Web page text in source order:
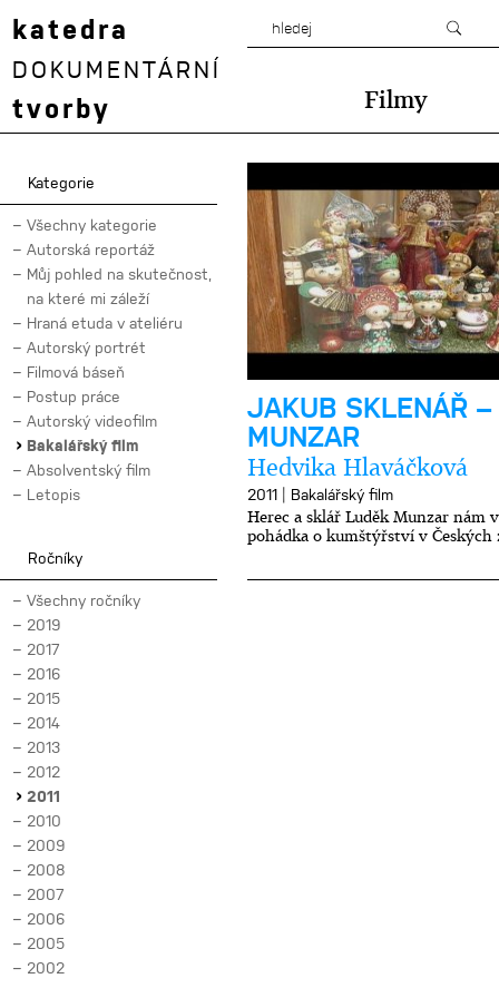
katedra
DOKUMENTÁRNÍ
tvorby Filmy
Kategorie
Všechny kategorie
Autorská reportáž
Můj pohled na skutečnost,
na které mi záleží
Hraná etuda v ateliéru
Autorský portrét
Filmová báseň
Postup práce
Autorský videofilm
Bakalářský film
Absolventský film
Letopis
Ročníky
Všechny ročníky
2019
2017
2016
2015
2014
2013
2012
2011
2010
2009
2008
2007
2006
2005
2002
JAKUB SKLENÁŘ –
MUNZAR
Hedvika Hlaváčková
2011 | Bakalářský film
Herec a sklář Luděk Munzar nám
pohádka o kumštýřství v Českých